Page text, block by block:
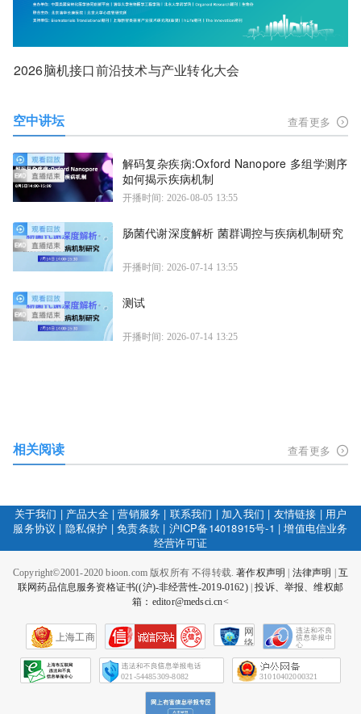
2026脑机接口前沿技术与产业转化大会
空中讲坛 查看更多
解码复杂疾病:Oxford Nanopore 多组学测序
如何揭示疾病机制
开播时间: 2026-08-05 13:55
肠菌代谢深度解析 菌群调控与疾病机制研究
开播时间: 2026-07-14 13:55
测试
开播时间: 2026-07-14 13:25
相关阅读 查看更多
关于我们 | 产品大全|营销服务 | 联系我们 | 加入我们 | 友情链接 | 用户
服务协议 | 隐私保护 |免责条款 | 沪ICP备14018915号-1 |增值电信业务
经营许可证
Copyright©2001-2020 bioon.com 版权所有 不得转载.著作权声明 法律声明
互
联网药品信息服务资格证书((沪)-非经营性-2019-0162)|投诉、举报、维权邮
箱：editor@medsci.cn<
上海工商
网
络
会
征
021-54485309-8082 31010402000321